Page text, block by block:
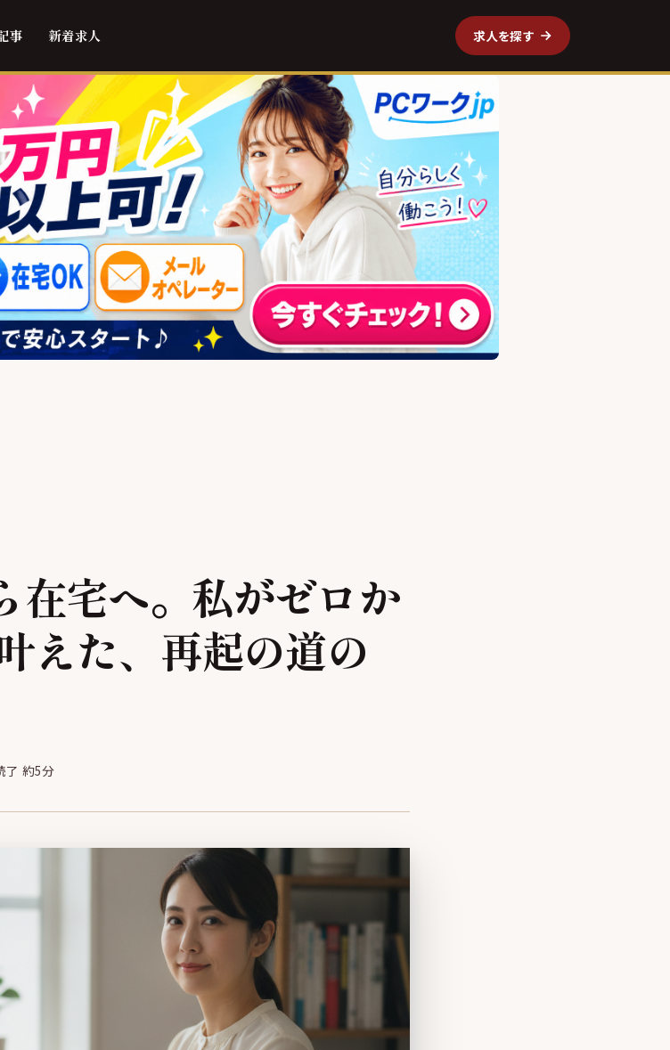
事 新着求人 求人を探す
在宅へ。私がゼロか
えた、再起の道の
了 約5分